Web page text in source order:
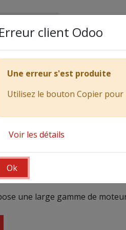
sur Facebook
Véhicules
MONDIAL.
de moteurs diesel
relâche sa quête de fiabilité,
une large gamme de
Erreur client Odoo
Ok
Une erreur s'est produite
Utilisez le bouton Copier
Voir les détails